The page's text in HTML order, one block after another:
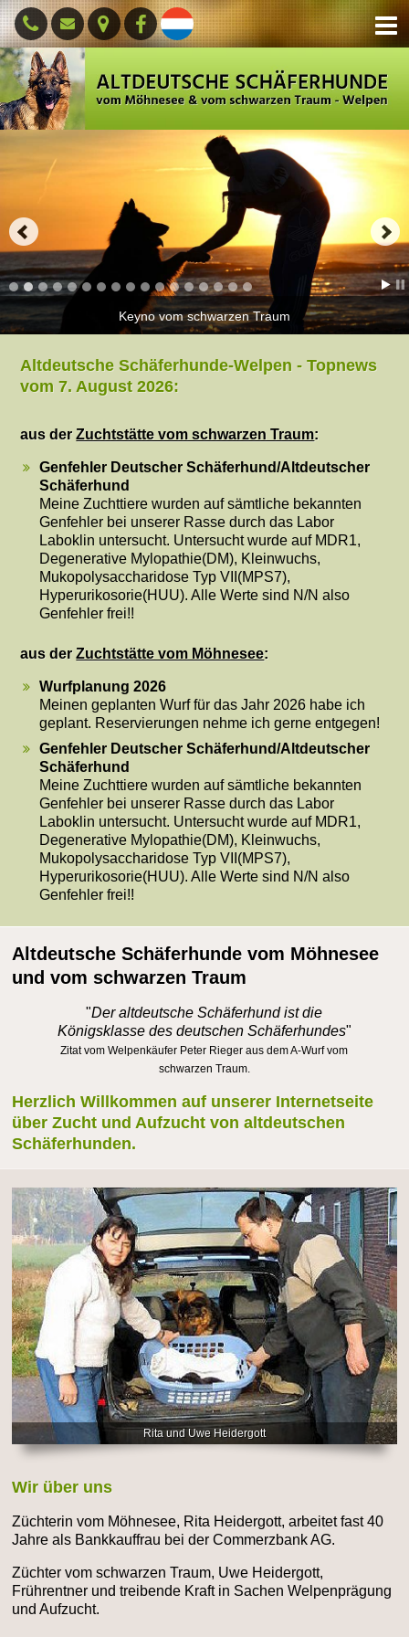
Keyno vom schwarzen Traum
Altdeutsche Schäferhunde-Welpen - Topnews
vom7. August 2026:
aus derZuchtstätte vom schwarzen Traum:
Genfehler Deutscher Schäferhund/Altdeutscher
Schäferhund
Meine Zuchttiere wurden auf sämtliche bekannten
Genfehler bei unserer Rasse durch das Labor
Laboklin untersucht. Untersucht wurde auf MDR1,
Degenerative Mylopathie(DM), Kleinwuchs,
Mukopolysaccharidose Typ VII(MPS7),
Hyperurikosorie(HUU). Alle Werte sind N/N also
Genfehler frei!!
aus derZuchtstätte vom Möhnesee:
Wurfplanung 2026
Meinen geplanten Wurf für das Jahr 2026 habe ich
geplant. Reservierungen nehme ich gerne entgegen!
Genfehler Deutscher Schäferhund/Altdeutscher
Schäferhund
Meine Zuchttiere wurden auf sämtliche bekannten
Genfehler bei unserer Rasse durch das Labor
Laboklin untersucht. Untersucht wurde auf MDR1,
Degenerative Mylopathie(DM), Kleinwuchs,
Mukopolysaccharidose Typ VII(MPS7),
Hyperurikosorie(HUU). Alle Werte sind N/N also
Genfehler frei!!
Altdeutsche Schäferhunde vom Möhnesee
und vom schwarzen Traum
"Der altdeutsche Schäferhund ist die
Königsklasse des deutschen Schäferhundes"
Zitat vom Welpenkäufer Peter Rieger aus dem A-Wurf vom
schwarzen Traum.
Herzlich Willkommen auf unserer Internetseite
über Zucht und Aufzucht von altdeutschen
Schäferhunden.
Rita und Uwe Heidergott
Wir über uns
Züchterin vom Möhnesee, Rita Heidergott, arbeitet fast 40
Jahre als Bankkauffrau bei der Commerzbank AG.
Züchter vom schwarzen Traum, Uwe Heidergott,
Frührentner und treibende Kraft in Sachen Welpenprägung
und Aufzucht.